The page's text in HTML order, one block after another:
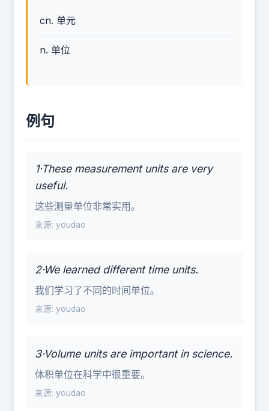
cn. 单元
n. 单位
例句
1·These measurement units are very
useful.
这些测量单位非常实用。
来源: youdao
2·We learned different time units.
我们学习了不同的时间单位。
来源: youdao
3·Volume units are important in science.
体积单位在科学中很重要。
来源: youdao